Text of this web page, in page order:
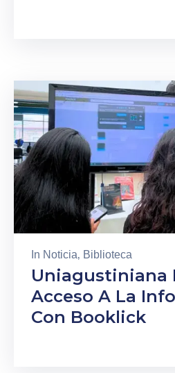
In Noticia‚ Biblioteca
Uniagustiniana
Acceso A La
Con Booklick